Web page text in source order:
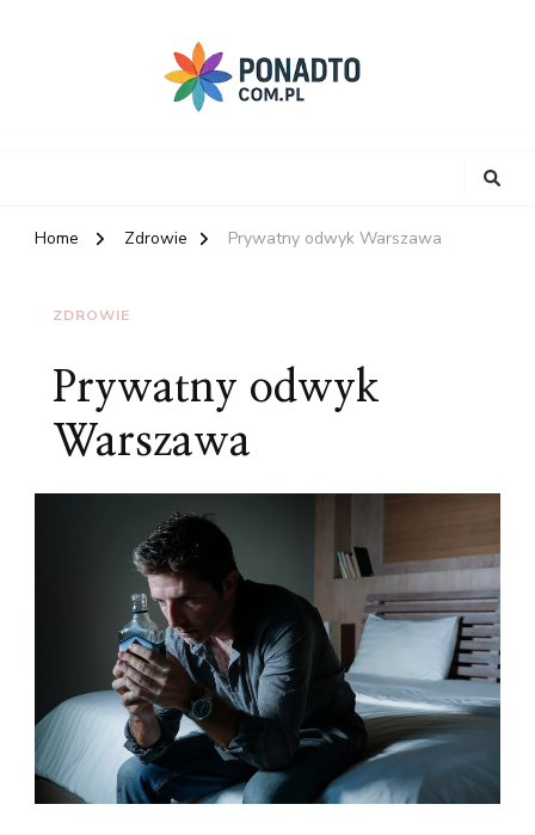
Home Zdrowie Prywatny odwyk Warszawa
ZDROWIE
Prywatny odwyk
Warszawa